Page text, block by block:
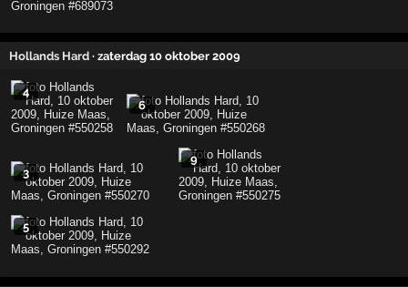
Hollands Hard · zaterdag 10 oktober 2009
4
6
3
9
5